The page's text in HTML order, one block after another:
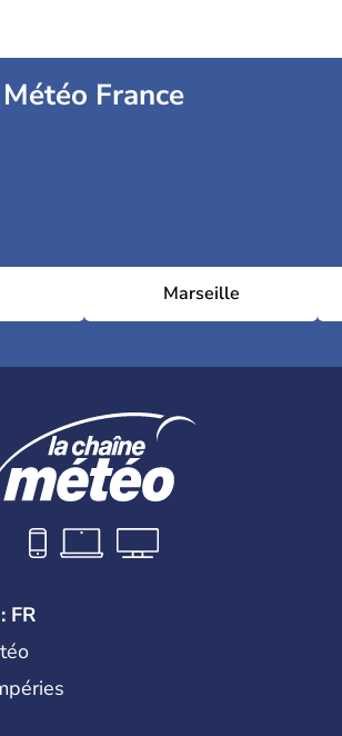
Météo France
Marseille
FR